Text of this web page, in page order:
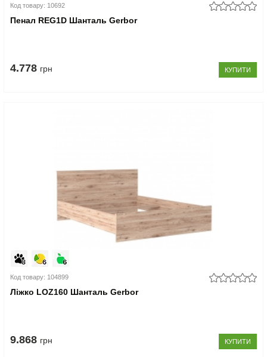
Код товару: 10692
Пенал REG1D Шанталь Gerbor
4.778 грн КУПИТИ
Код товару: 104899
Ліжко LOZ160 Шанталь Gerbor
9.868 грн КУПИТИ